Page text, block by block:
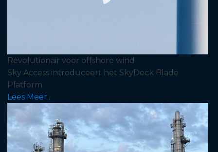
Revolutionair voor offshore wind
Sky Access introduceert het SkyDeck Blade
Platform
Lees Meer..